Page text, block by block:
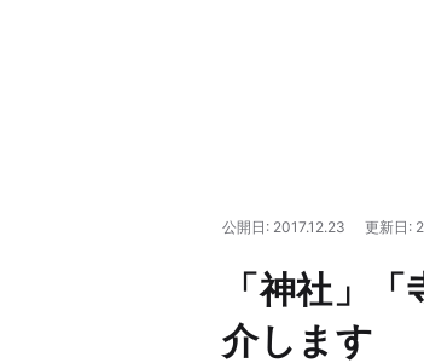
公開日: 2017.12.23 更新日:
「神社」
介します